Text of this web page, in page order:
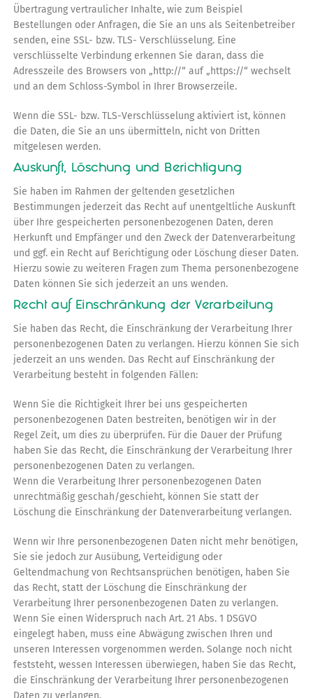
Übertragung vertraulicher Inhalte, wie zum Beispiel
Bestellungen oder Anfragen, die Sie an uns als Seitenbetreiber
senden, eine SSL- bzw. TLS- Verschlüsselung. Eine
verschlüsselte Verbindung erkennen Sie daran, dass die
Adresszeile des Browsers von „http://“ auf „https://“ wechselt
und an dem Schloss-Symbol in Ihrer Browserzeile.
Wenn die SSL- bzw. TLS-Verschlüsselung aktiviert ist, können
die Daten, die Sie an uns übermitteln, nicht von Dritten
mitgelesen werden.
Auskunft, Löschung und Berichtigung
Sie haben im Rahmen der geltenden gesetzlichen
Bestimmungen jederzeit das Recht auf unentgeltliche Auskunft
über Ihre gespeicherten personenbezogenen Daten, deren
Herkunft und Empfänger und den Zweck der Datenverarbeitung
und ggf. ein Recht auf Berichtigung oder Löschung dieser Daten.
Hierzu sowie zu weiteren Fragen zum Thema personenbezogene
Daten können Sie sich jederzeit an uns wenden.
Recht auf Einschränkung der Verarbeitung
Sie haben das Recht, die Einschränkung der Verarbeitung Ihrer
personenbezogenen Daten zu verlangen. Hierzu können Sie sich
jederzeit an uns wenden. Das Recht auf Einschränkung der
Verarbeitung besteht in folgenden Fällen:
Wenn Sie die Richtigkeit Ihrer bei uns gespeicherten
personenbezogenen Daten bestreiten, benötigen wir in der
Regel Zeit, um dies zu überprüfen. Für die Dauer der Prüfung
haben Sie das Recht, die Einschränkung der Verarbeitung Ihrer
personenbezogenen Daten zu verlangen.
Wenn die Verarbeitung Ihrer personenbezogenen Daten
unrechtmäßig geschah/geschieht, können Sie statt der
Löschung die Einschränkung der Datenverarbeitung verlangen.
Wenn wir Ihre personenbezogenen Daten nicht mehr benötigen,
Sie sie jedoch zur Ausübung, Verteidigung oder
Geltendmachung von Rechtsansprüchen benötigen, haben Sie
das Recht, statt der Löschung die Einschränkung der
Verarbeitung Ihrer personenbezogenen Daten zu verlangen.
Wenn Sie einen Widerspruch nach Art. 21 Abs. 1 DSGVO
eingelegt haben, muss eine Abwägung zwischen Ihren und
unseren Interessen vorgenommen werden. Solange noch nicht
feststeht, wessen Interessen überwiegen, haben Sie das Recht,
die Einschränkung der Verarbeitung Ihrer personenbezogenen